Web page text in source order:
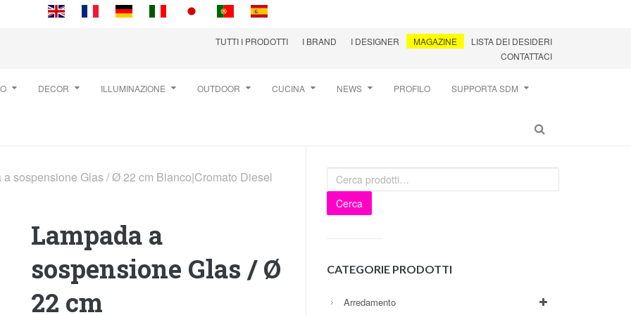
TUTTI I PRODOTTI I BRAND I DESIGNER MAGAZINE
LISTA DEI DESIDERI
CONTATTACI
DECOR ILLUMINAZIONE OUTDOOR CUCINA NEWS PROFILO SUPPORTA SDM
a sospensione Glas / Ø 22 cm Bianco|Cromato Diesel
Lampada a
sospensione Glas / Ø
22 cm
Cerca
CATEGORIE PRODOTTI
Arredamento